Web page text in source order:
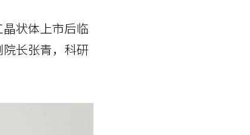
状体上市后临
长张青，科研